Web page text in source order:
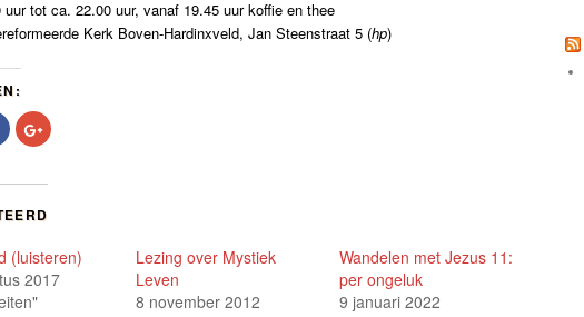
uur tot ca. 22.00 uur, vanaf 19.45 uur koffie en thee
Kerk Boven-Hardinxveld, Jan Steenstraat 5 (hp)
Klik
om
in
venster
geopend)
Klik
om
in
venster
geopend)
(luisteren)
2017
Lezing over Mystiek
Leven
8 november 2012
Wandelen met Jezus 11:
per ongeluk
9 januari 2022